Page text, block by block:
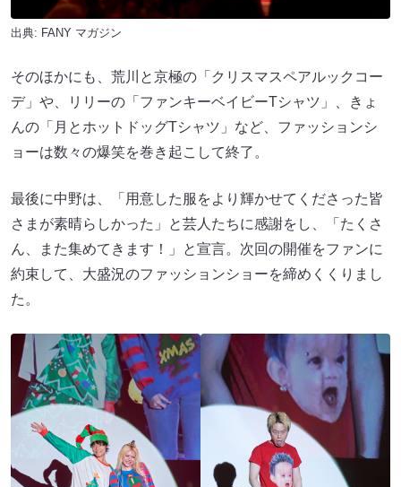
出典: FANY マガジン
そのほかにも、荒川と京極の「クリスマスペアルックコー
デ」や、リリーの「ファンキーベイビーTシャツ」、きょ
んの「月とホットドッグTシャツ」など、ファッションシ
ョーは数々の爆笑を巻き起こして終了。
最後に中野は、「用意した服をより輝かせてくださった皆
さまが素晴らしかった」と芸人たちに感謝をし、「たくさ
ん、また集めてきます！」と宣言。次回の開催をファンに
約束して、大盛況のファッションショーを締めくくりまし
た。